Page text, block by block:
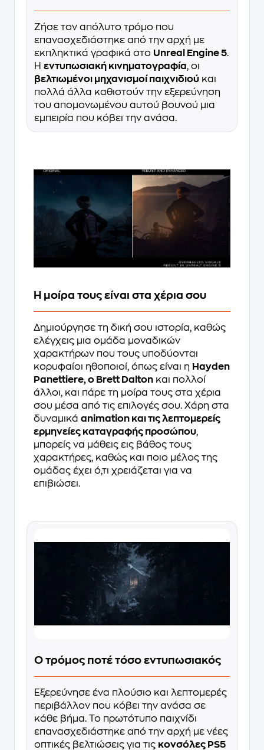
Ζήσε τον απόλυτο τρόμο που
επανασχεδιάστηκε από την αρχή με
εκπληκτικά γραφικά στο Unreal Engine 5.
Η εντυπωσιακή κινηματογραφία, οι
βελτιωμένοι μηχανισμοί παιχνιδιού και
πολλά άλλα καθιστούν την εξερεύνηση
του απομονωμένου αυτού βουνού μια
εμπειρία που κόβει την ανάσα.
Η μοίρα τους είναι στα χέρια σου
Δημιούργησε τη δική σου ιστορία, καθώς
ελέγχεις μια ομάδα μοναδικών
χαρακτήρων που τους υποδύονται
κορυφαίοι ηθοποιοί, όπως είναι η Hayden
Panettiere, ο Brett Dalton και πολλοί
άλλοι, και πάρε τη μοίρα τους στα χέρια
σου μέσα από τις επιλογές σου. Χάρη στα
δυναμικά animation και τις λεπτομερείς
ερμηνείες καταγραφής προσώπου,
μπορείς να μάθεις εις βάθος τους
χαρακτήρες, καθώς και ποιο μέλος της
ομάδας έχει ό,τι χρειάζεται για να
επιβιώσει.
Ο τρόμος ποτέ τόσο εντυπωσιακός
Εξερεύνησε ένα πλούσιο και λεπτομερές
περιβάλλον που κόβει την ανάσα σε
κάθε βήμα. Το πρωτότυπο παιχνίδι
επανασχεδιάστηκε από την αρχή με νέες
οπτικές βελτιώσεις για τις κονσόλες PS5